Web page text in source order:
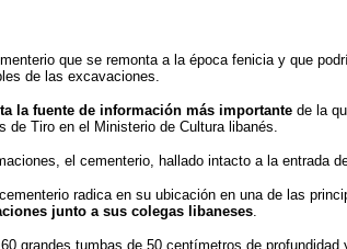
que se remonta a la época fenicia y que
de las excavaciones.
la fuente de información más importante de la
de Tiro en el Ministerio de Cultura libanés.
el cementerio, hallado intacto a la entrada
radica en su ubicación en una de las
junto a sus colegas libaneses.
grandes tumbas de 50 centímetros de